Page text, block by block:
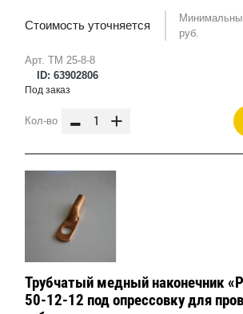
Арт. ТМ 25-8-8
ID: 63902806
Стоимость уточняется
руб.
Под заказ
Кол-во - +
Трубчатый медный наконечник
50-12-12 под опрессовку для